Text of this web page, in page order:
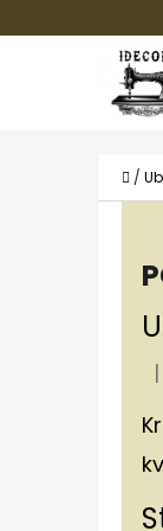
/
|
Zpět
obchodu
Zpět
obchodu